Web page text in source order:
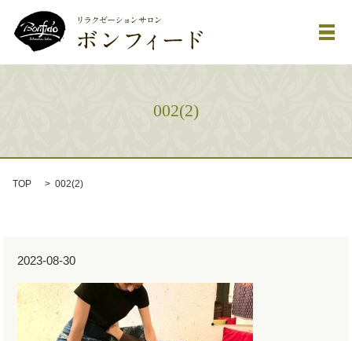
メ
002(2)
TOP 002(2)
2023-08-30